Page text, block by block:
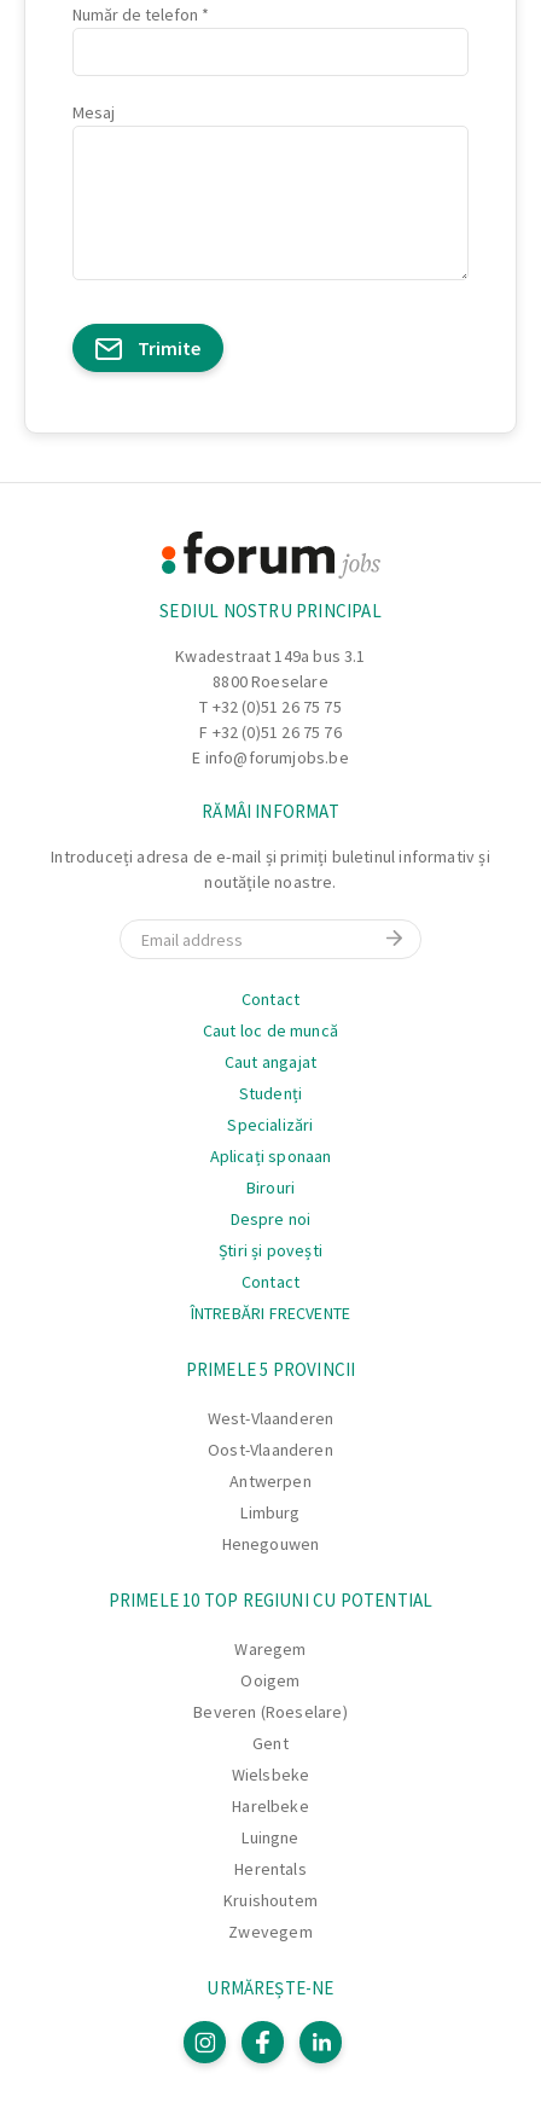
Număr de telefon
Mesaj
Trimite
SEDIUL NOSTRU PRINCIPAL
Kwadestraat 149a bus 3.1
8800 Roeselare
T +32 (0)51 26 75 75
F +32 (0)51 26 75 76
E info@forumjobs.be
RĂMÂI INFORMAT
Introduceți adresa de e-mail și primiți buletinul informativ și
noutățile noastre.
Email
Contact
Caut loc de muncă
Caut angajat
Studenți
Specializări
Aplicați sponaan
Birouri
Despre noi
Știri și povești
Contact
ÎNTREBĂRI FRECVENTE
PRIMELE 5 PROVINCII
West-Vlaanderen
Oost-Vlaanderen
Antwerpen
Limburg
Henegouwen
PRIMELE 10 TOP REGIUNI CU POTENTIAL
Waregem
Ooigem
Beveren (Roeselare)
Gent
Wielsbeke
Harelbeke
Luingne
Herentals
Kruishoutem
Zwevegem
URMĂREȘTE-NE